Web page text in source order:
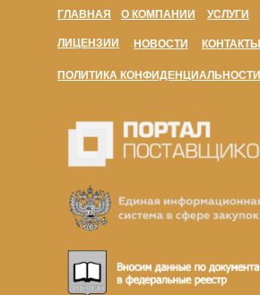
ГЛАВНАЯ О КОМПАНИИ УСЛУГИ
ЛИЦЕНЗИИ НОВОСТИ КОНТАКТЫ
ПОЛИТИКА КОНФИДЕНЦИАЛЬНОСТИ